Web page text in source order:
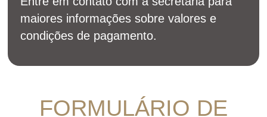
maiores informações sobre valores e
condições de pagamento.
FORMULÁRIO DE